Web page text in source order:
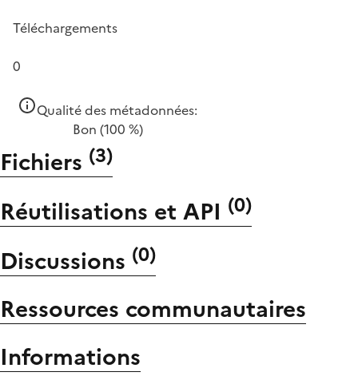
Téléchargements
0
Qualité des métadonnées:
Bon (100 %)
Fichiers (3)
Réutilisations et API (0)
Discussions (0)
Ressources communautaires
Informations